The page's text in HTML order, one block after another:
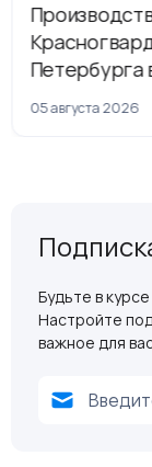
Петербурга
рамках
05 августа 2026
Будьте в
Настройте
важное для